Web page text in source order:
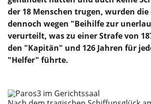
der 18 Menschen trugen, wurden
dennoch wegen "Beihilfe zur
verurteilt, was zu einer Strafe von
den "Kapitän" und 126 Jahren für
"Helfer" führte.